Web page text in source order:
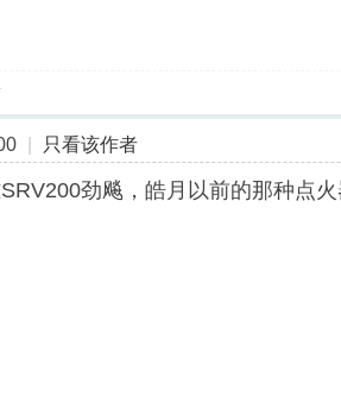
只看该作者
劲飚，皓月以前的那种点